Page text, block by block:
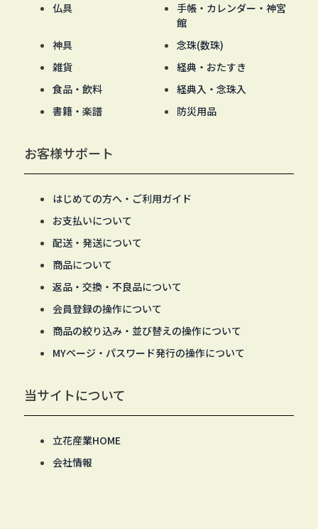
仏具
手帳・カレンダー・神宮
館
神具
念珠(数珠)
雑貨
経典・おたすき
食品・飲料
経典入・念珠入
書籍・楽譜
防災用品
お客様サポート
はじめての方へ・ご利用ガイド
お支払いについて
配送・発送について
商品について
返品・交換・不良品について
会員登録の操作について
商品の絞り込み・並び替えの操作について
MYページ・パスワード発行の操作について
当サイトについて
立花産業HOME
会社情報